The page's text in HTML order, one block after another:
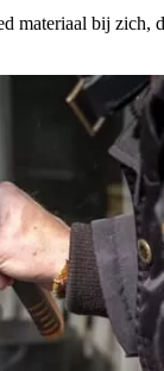
materiaal bij zich,